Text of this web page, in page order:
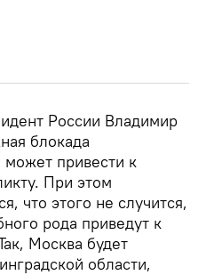
России Владимир
блокада
может привести к
При этом
что этого не случится,
рода приведут к
Москва будет
области,